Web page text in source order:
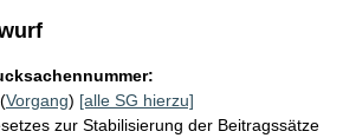
(Vorgang) [alle SG hierzu]
zur Stabilisierung der Beitragssätze